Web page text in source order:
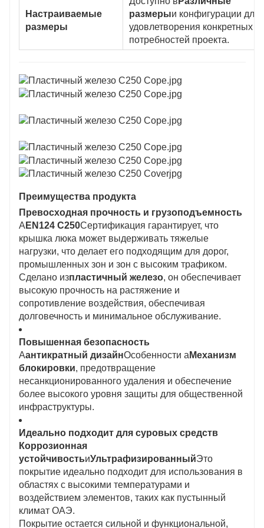
Настраиваемые
размеры
размерыи конфигурации для
удовлетворения конкретных
потребностей проекта.
Преимущества продукта
Превосходная прочность и грузоподъемность
А EN124 C250Сертификация гарантирует, что
крышка люка может выдерживать тяжелые
нагрузки, что делает его подходящим для дорог,
промышленных зон и зон с высоким трафиком.
Сделано изпластичный железо, он обеспечивает
высокую прочность на растяжение и
сопротивление воздействия, обеспечивая
долговечность и минимальное обслуживание.
Повышенная безопасность
Аантикратный дизайнОсобенности а Механизм
блокировки, предотвращение
несанкционированного удаления и обеспечение
более высокого уровня защиты для общественной
инфраструктуры.
Идеально подходит для суровых средств
Коррозионная
устойчивостьиУльтрафизированныйЭто
покрытие идеально подходит для использования в
областях с высокими температурами и
воздействием элементов, таких как пустынный
климат ОАЭ.
Покрытие остается сильной и функциональной,